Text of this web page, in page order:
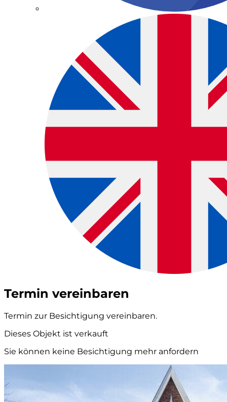
Termin vereinbaren
Termin zur Besichtigung vereinbaren.
Dieses Objekt ist verkauft
Sie können keine Besichtigung mehr anfordern